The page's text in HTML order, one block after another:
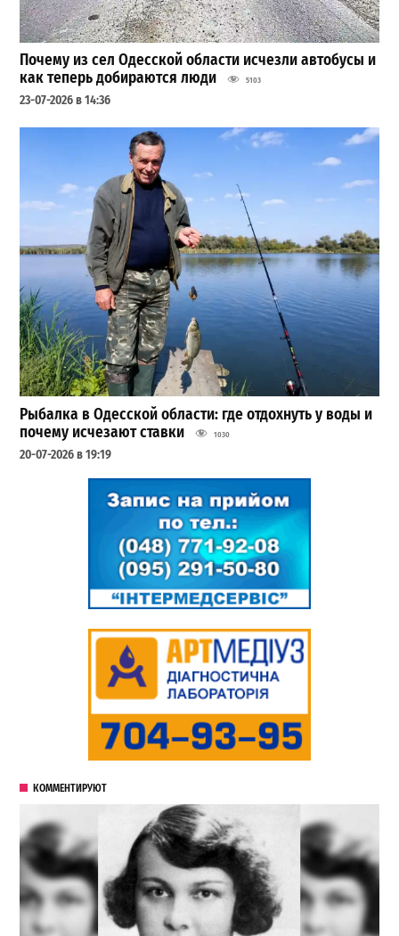
Почему из сел Одесской области исчезли автобусы и
как теперь добираются люди
5103
23-07-2026 в 14:36
Рыбалка в Одесской области: где отдохнуть у воды и
почему исчезают ставки
1030
20-07-2026 в 19:19
КОММЕНТИРУЮТ